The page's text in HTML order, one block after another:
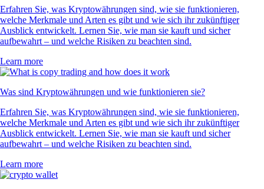
Erfahren Sie, was Kryptowährungen sind, wie sie funktionieren,
welche Merkmale und Arten es gibt und wie sich ihr zukünftiger
Ausblick entwickelt. Lernen Sie, wie man sie kauft und sicher
aufbewahrt – und welche Risiken zu beachten sind.
Learn more
Was sind Kryptowährungen und wie funktionieren sie?
Erfahren Sie, was Kryptowährungen sind, wie sie funktionieren,
welche Merkmale und Arten es gibt und wie sich ihr zukünftiger
Ausblick entwickelt. Lernen Sie, wie man sie kauft und sicher
aufbewahrt – und welche Risiken zu beachten sind.
Learn more